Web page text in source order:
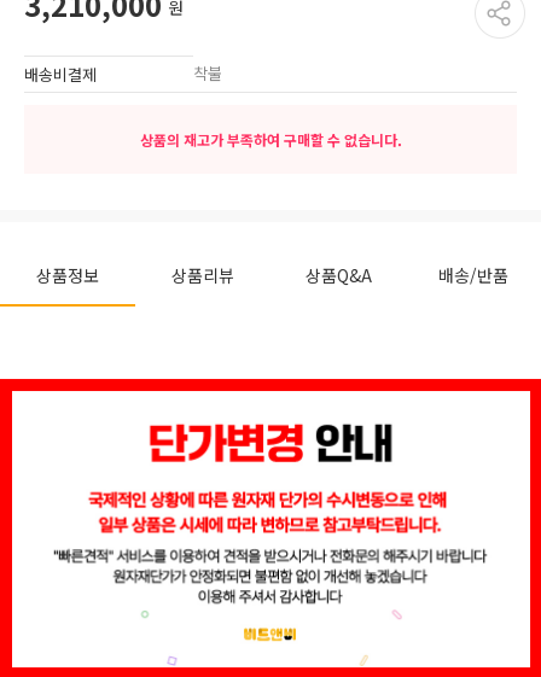
원
배송비결제 착불
상품의 재고가 부족하여 구매할 수 없습니다.
상품정보 상품리뷰 상품Q&A 배송/반품